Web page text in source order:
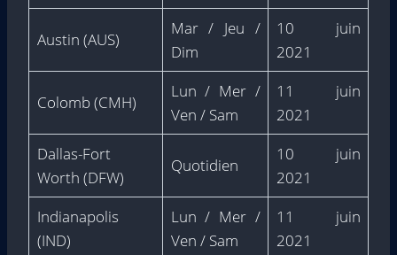
Austin (AUS)
Mar / Jeu /
Dim
10 juin
2021
Colomb (CMH)
Lun / Mer /
Ven / Sam
11 juin
2021
Dallas-Fort
Worth (DFW)
Quotidien
10 juin
2021
Indianapolis
(IND)
Lun / Mer /
Ven / Sam
11 juin
2021